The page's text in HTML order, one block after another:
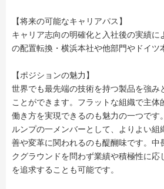
【将来の可能なキャリアパス】
キャリア志向の明確化と入社後の実績に
の配置転換・横浜本社や他部門やドイツ
【ポジションの魅力】
世界でも最先端の技術を持つ製品を強み
ことができます。フラットな組織で主体
働き方を実現できるのも魅力の一つです
ルンプの一メンバーとして、よりよい組
善や変革に関われるのも醍醐味です。中
クグラウンドを問わず業績や積極性に応
を追求することも可能です。